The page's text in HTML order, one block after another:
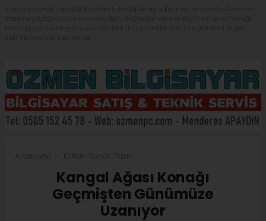
Kangal Ağası Konağı
Geçmişten Günümüze
Uzanıyor